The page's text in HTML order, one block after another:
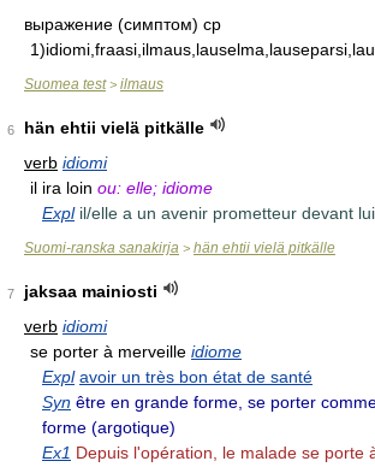
выражение (симптом) ср
Suomea test> ilmaus
6
hän ehtii vielä pitkälle
verb idiomi
il ira loin ou: elle; idiome
Expl il/elle a un avenir prometteur devant
Suomi-ranska sanakirja > hän ehtii vielä pitkälle
7
jaksaa mainiosti
verb idiomi
se porter à merveille idiome
Expl avoir un très bon état de santé
Syn être en grande forme, se porter
forme (argotique)
Ex1 Depuis l'opération, le malade se porte